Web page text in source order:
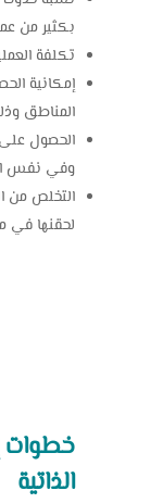
بكثير من
تكلفة
إمكانية
المناطق
الحصول
وفي نفس
التخلص من
لحقنها في
خطوات
الذاتية